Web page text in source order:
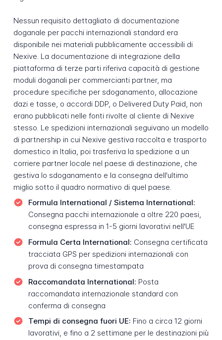
Nessun requisito dettagliato di documentazione
doganale per pacchi internazionali standard era
disponibile nei materiali pubblicamente accessibili di
Nexive. La documentazione di integrazione della
piattaforma di terze parti riferiva capacità di gestione
moduli doganali per commercianti partner, ma
procedure specifiche per sdoganamento, allocazione
dazi e tasse, o accordi DDP, o Delivered Duty Paid, non
erano pubblicati nelle fonti rivolte al cliente di Nexive
stesso. Le spedizioni internazionali seguivano un modello
di partnership in cui Nexive gestiva raccolta e trasporto
domestico in Italia, poi trasferiva la spedizione a un
corriere partner locale nel paese di destinazione, che
gestiva lo sdoganamento e la consegna dell'ultimo
miglio sotto il quadro normativo di quel paese.
Formula International / Sistema International:
Consegna pacchi internazionale a oltre 220 paesi,
consegna espressa in 1-5 giorni lavorativi nell'UE
Formula Certa International: Consegna certificata
tracciata GPS per spedizioni internazionali con
prova di consegna timestampata
Raccomandata International: Posta
raccomandata internazionale standard con
conferma di consegna
Tempi di consegna fuori UE: Fino a circa 12 giorni
lavorativi, e fino a 2 settimane per le destinazioni più